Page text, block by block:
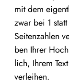
mit dem
zwar bei 1
Sei­ten­zah­len
ben Ihrer
lich, Ihrem
verleihen.